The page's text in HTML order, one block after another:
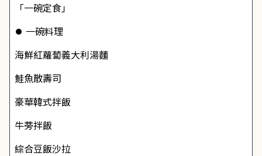
「一碗定食」
⏺ 一碗料理
海鮮紅蘿蔔義大利湯麵
鮭魚散壽司
豪華韓式拌飯
牛蒡拌飯
綜合豆飯沙拉